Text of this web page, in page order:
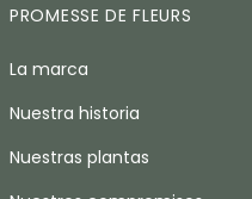
PROMESSE DE FLEURS
La marca
Nuestra historia
Nuestras plantas